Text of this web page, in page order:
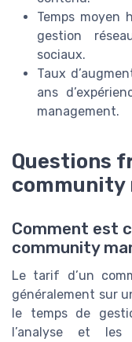
Temps moyen
gestion
sociaux.
Taux
ans
management.
Questions
community
Comment est
community
Le tarif d’un
généralement sur
le temps de
l’analyse et les